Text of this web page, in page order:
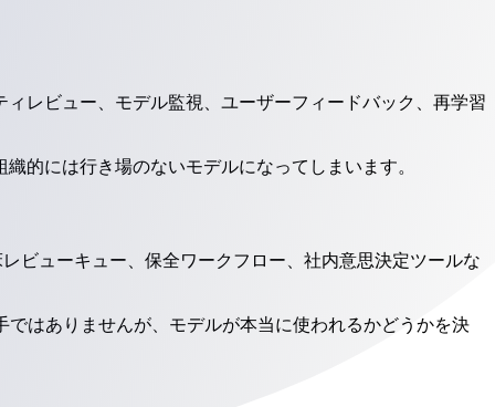
レビュー、モデル監視、ユーザーフィードバック、再学習
的には行き場のないモデルになってしまいます。
ビューキュー、保全ワークフロー、社内意思決定ツールな
はありませんが、モデルが本当に使われるかどうかを決